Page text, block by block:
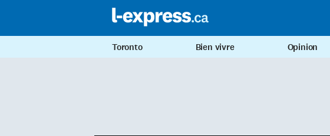
Toronto Bien vivre Opinion